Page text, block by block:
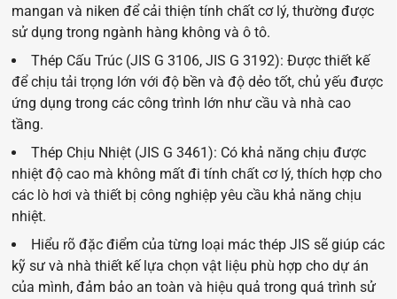
mangan và niken để cải thiện tính chất cơ lý, thường được
sử dụng trong ngành hàng không và ô tô.
Thép Cấu Trúc (JIS G 3106, JIS G 3192): Được thiết kế
để chịu tải trọng lớn với độ bền và độ dẻo tốt, chủ yếu được
ứng dụng trong các công trình lớn như cầu và nhà cao
tầng.
Thép Chịu Nhiệt (JIS G 3461): Có khả năng chịu được
nhiệt độ cao mà không mất đi tính chất cơ lý, thích hợp cho
các lò hơi và thiết bị công nghiệp yêu cầu khả năng chịu
nhiệt.
Hiểu rõ đặc điểm của từng loại mác thép JIS sẽ giúp các
kỹ sư và nhà thiết kế lựa chọn vật liệu phù hợp cho dự án
của mình, đảm bảo an toàn và hiệu quả trong quá trình sử